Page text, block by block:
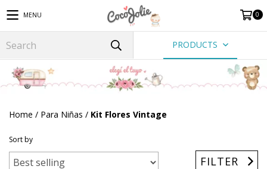
MENU 0
PRODUCTS
Home / Para Niñas / Kit Flores Vintage
Sort by
FILTER